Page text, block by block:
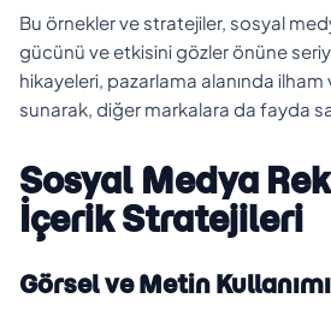
Bu örnekler ve stratejiler, sosyal
gücünü ve etkisini gözler önüne
hikayeleri, pazarlama alanında ilham
sunarak, diğer markalara da fayda
Sosyal Medya
İçerik Stratejileri
Görsel ve Metin Kullanımı